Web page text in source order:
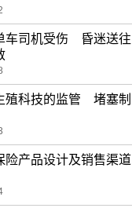
车司机受伤 昏迷送往
殖科技的监管 堵塞制
险产品设计及销售渠道